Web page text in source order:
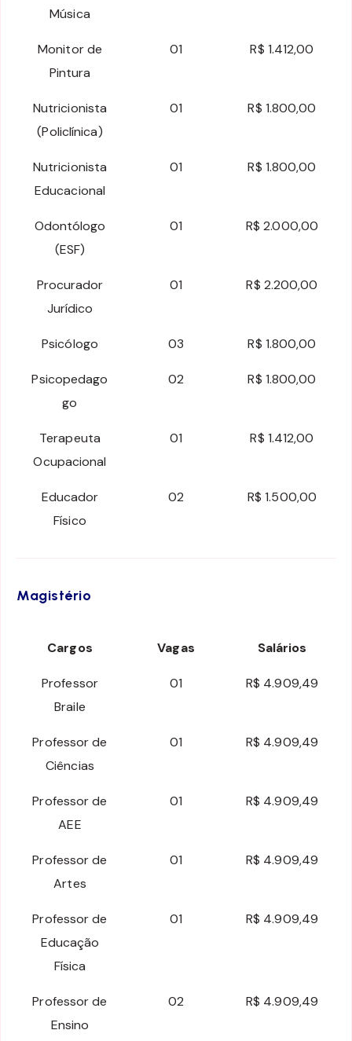
Música
Monitor de
Pintura
01 R$ 1.412,00
Nutricionista
(Policlínica)
01 R$ 1.800,00
Nutricionista
Educacional
01 R$ 1.800,00
Odontólogo
(ESF)
01 R$ 2.000,00
Procurador
Jurídico
01 R$ 2.200,00
Psicólogo 03 R$ 1.800,00
Psicopedago
go
02 R$ 1.800,00
Terapeuta
Ocupacional
01 R$ 1.412,00
Educador
Físico
02 R$ 1.500,00
Magistério
Cargos Vagas Salários
Professor
Braile
01 R$ 4.909,49
Professor de
Ciências
01 R$ 4.909,49
Professor de
AEE
01 R$ 4.909,49
Professor de
Artes
01 R$ 4.909,49
Professor de
Educação
Física
01 R$ 4.909,49
Professor de
Ensino
02 R$ 4.909,49